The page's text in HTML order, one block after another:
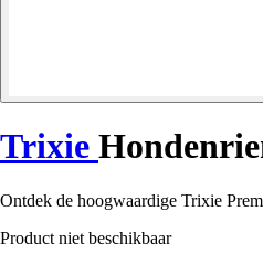
Trixie
Ontdek de hoogwaardige Trixie
Product niet beschikbaar